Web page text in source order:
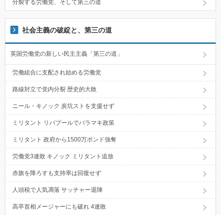
分裂する労働党、そして第三の道
社会主義の破綻と、第三の道
英国労働党の新しい民主主義「第三の道」
労働組合に支配され始める労働党
路線対立で党内分裂 歴史的大敗
ニール・キノック 炭坑ストを支援せず
ミリタント リバプールでバラマキ政策
ミリタント 政府から1500万ポンド強奪
労働党3連敗 キノック ミリタント追放
赤旗を降ろすも支持率は回復せず
人頭税で人気凋落 サッチャー退陣
高卒首相メージャーにも破れ 4連敗